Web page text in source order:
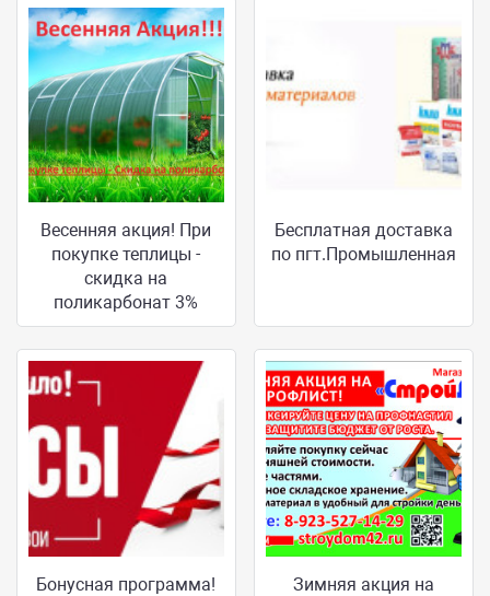
Весенняя акция! При
покупке теплицы -
скидка на
поликарбонат 3%
Бесплатная доставка
по пгт.Промышленная
Бонусная программа!
Зимняя акция на